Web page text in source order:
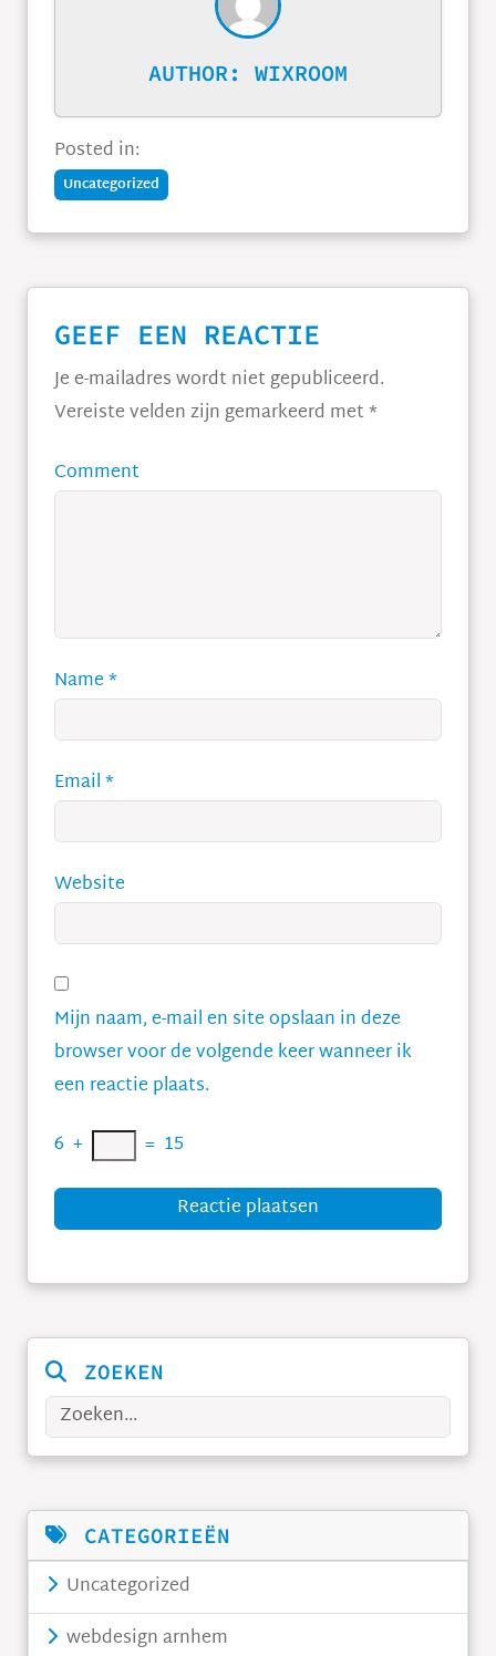
AUTHOR: WIXROOM
Posted in:
Uncategorized
GEEF EEN REACTIE
Je e-mailadres wordt niet gepubliceerd.
Vereiste velden zijn gemarkeerd met*
Comment
Name*
Email*
Website
Mijn naam, e-mail en site opslaan in deze
browser voor de volgende keer wanneer ik
een reactie plaats.
6 + = 15
Reactie plaatsen
ZOEKEN
Zoeken
CATEGORIEËN
Uncategorized
webdesign arnhem